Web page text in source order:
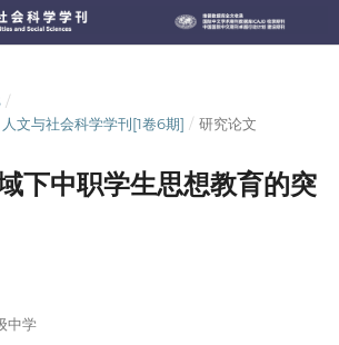
/
文与社会科学学刊[1卷6期] / 研究论文
下中职学生思想教育的突
中学